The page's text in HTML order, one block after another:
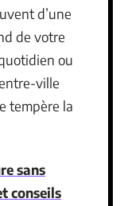
d’une
de votre
ou
ville
tempère la
sans
conseils